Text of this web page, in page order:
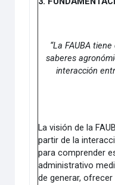
“La FAUBA
saberes
interacción
La visión de la
partir de la
para comprender
administrativo
de generar,